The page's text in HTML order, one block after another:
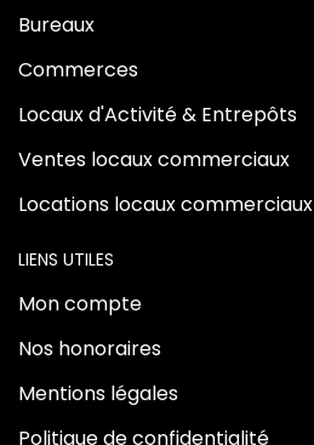
Bureaux
Commerces
Locaux d'Activité & Entrepôts
Ventes locaux commerciaux
Locations locaux commerciaux
LIENS UTILES
Mon compte
Nos honoraires
Mentions légales
Politique de confidentialité